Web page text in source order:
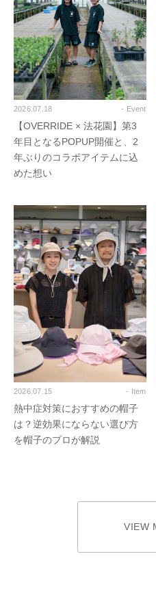
2026.07.18 - Event
【OVERRIDE × 法花園】第3
年目となるPOPUP開催と、2
年ぶりのコラボアイテムに込
めた想い
2026.07.15 - Item
熱中症対策におすすめの帽子
は？逆効果にならない選び方
を帽子のプロが解説
VIEW